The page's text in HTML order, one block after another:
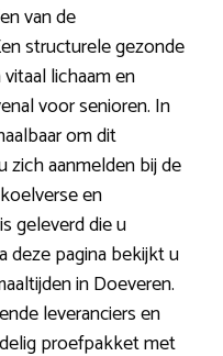
van de
structurele gezonde
lichaam en
voor senioren. In
om dit
zich aanmelden bij de
en
geleverd die u
deze pagina bekijkt u
in Doeveren.
leveranciers en
proefpakket met